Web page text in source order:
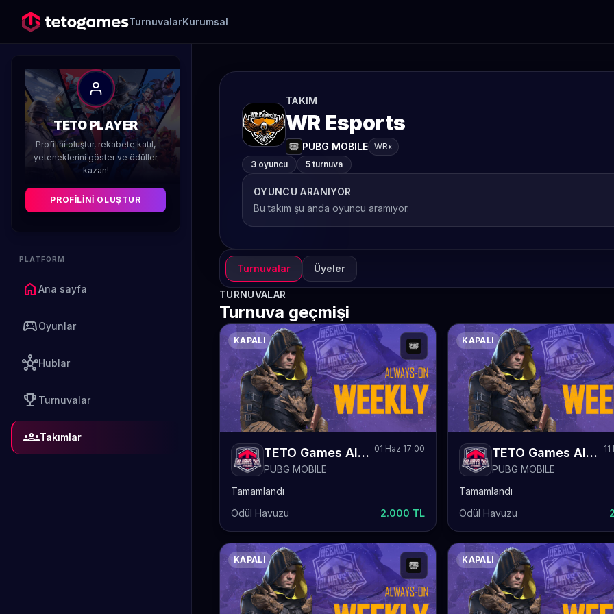
TurnuvalarKurumsal
TETO PLAYER
Profilini oluştur, rekabete katıl,
yeteneklerini göster ve ödüller
kazan!
PROFILINI OLUŞTUR
PLATFORM
home Ana sayfa
sports_esportsOyunlar
hubHublar
emoji_events Turnuvalar
groupsTakımlar
TAKIM
WR Esports
PUBG MOBILE WRx
3 oyuncu
5 turnuva
OYUNCU ARANIYOR
Bu takım şu anda oyuncu aramıyor.
Turnuvalar Üyeler
TURNUVALAR
Turnuva geçmişi
KAPALI
TETO Games Always-ON PUBG Mobile Weekly 79
PUBG MOBILE
01 Haz 17:00
Tamamlandı
Ödül Havuzu
2.000 TL
KAPALI
TETO Games Always-ON PUBG Mobile Weekly 76
PUBG MOBILE
Tamamlandı
Ödül Havuzu
KAPALI KAPALI